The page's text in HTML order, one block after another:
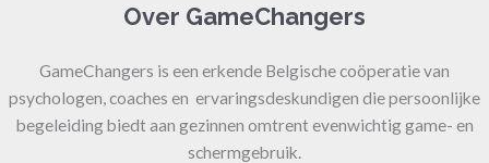
Over GameChangers
GameChangers is een erkende Belgische coöperatie van
psychologen, coaches en ervaringsdeskundigen die persoonlijke
begeleiding biedt aan gezinnen omtrent evenwichtig game- en
schermgebruik.